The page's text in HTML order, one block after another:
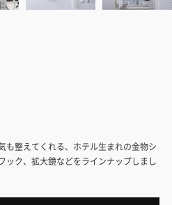
も整えてくれる、ホテル生まれの金物シ
ック、拡大鏡などをラインナップしまし